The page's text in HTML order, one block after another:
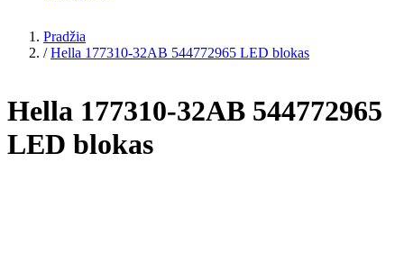
Pradžia
/ Hella 177310-32AB 544772965 LED blokas
Hella 177310-32AB 544772965
LED blokas